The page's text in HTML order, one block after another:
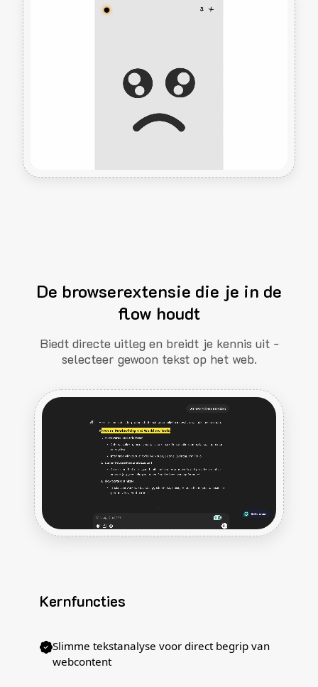
De browserextensie die je in de
flow houdt
Biedt directe uitleg en breidt je kennis uit -
selecteer gewoon tekst op het web.
Kernfuncties
Slimme tekstanalyse voor direct begrip van
webcontent